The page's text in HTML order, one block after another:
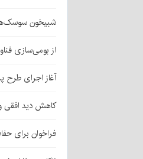
شبیخون
از بومی‌سازی
آغاز اجرای طرح
کاهش دید افقی
فراخوان برای